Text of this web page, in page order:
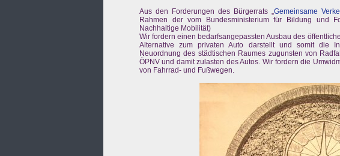
Aus den Forderungen des Bürgerrats „Gemeinsame
Rahmen der vom Bundesministerium für Bildung und
Nachhaltige Mobilität)
Wir fordern einen bedarfsangepassten Ausbau des
Alternative zum privaten Auto darstellt und somit die
Neuordnung des städtischen Raumes zugunsten von
ÖPNV und damit zulasten des Autos. Wir fordern die
von Fahrrad- und Fußwegen.